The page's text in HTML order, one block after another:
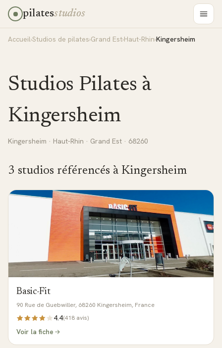
pilatesstudios
Accueil›Studios de pilates›Grand Est›Haut-Rhin›Kingersheim
Studios Pilates à
Kingersheim
Kingersheim · Haut-Rhin · Grand Est · 68260
3 studios référencés à Kingersheim
Basic-Fit
90 Rue de Guebwiller, 68260 Kingersheim, France
4.4(418 avis)
Voir la fiche